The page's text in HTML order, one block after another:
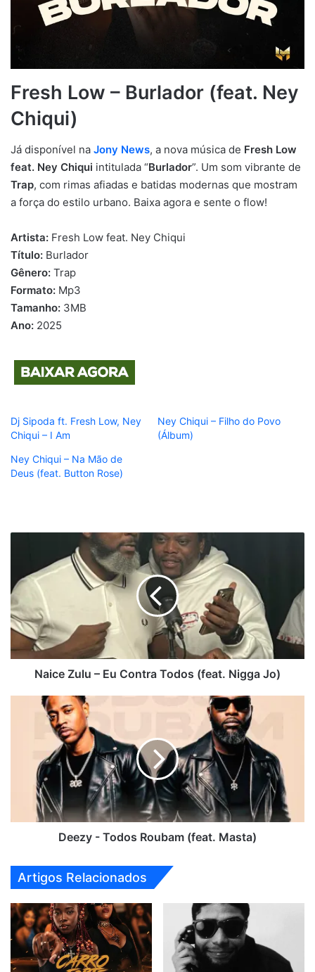
Fresh Low – Burlador (feat. Ney
Chiqui)
Já disponível na Jony News, a nova música de Fresh Low
feat. Ney Chiqui intitulada “Burlador”. Um som vibrante de
Trap, com rimas afiadas e batidas modernas que mostram
a força do estilo urbano. Baixa agora e sente o flow!
Artista: Fresh Low feat. Ney Chiqui
Título: Burlador
Gênero: Trap
Formato: Mp3
Tamanho: 3MB
Ano: 2025
Dj Sipoda ft. Fresh Low, Ney
Chiqui – I Am
Ney Chiqui – Filho do Povo
(Álbum)
Ney Chiqui – Na Mão de
Deus (feat. Button Rose)
Eu
Contra
Todos
(feat.
Nigga
Jo)
Naice Zulu – Eu Contra Todos (feat. Nigga Jo)
Masta)
Deezy - Todos Roubam (feat. Masta)
Artigos Relacionados